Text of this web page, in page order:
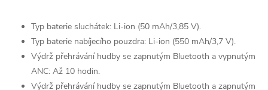
Typ baterie sluchátek: Li-ion (50 mAh/3,85 V).
Typ baterie nabíjecího pouzdra: Li-ion (550 mAh/3,7 V).
Výdrž přehrávání hudby se zapnutým Bluetooth a vypnutým
ANC: Až 10 hodin.
Výdrž přehrávání hudby se zapnutým Bluetooth a zapnutým